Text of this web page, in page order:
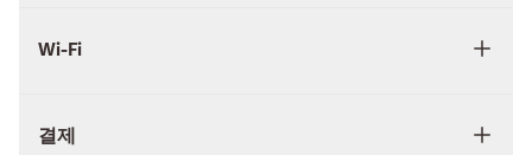
Wi-Fi
결제